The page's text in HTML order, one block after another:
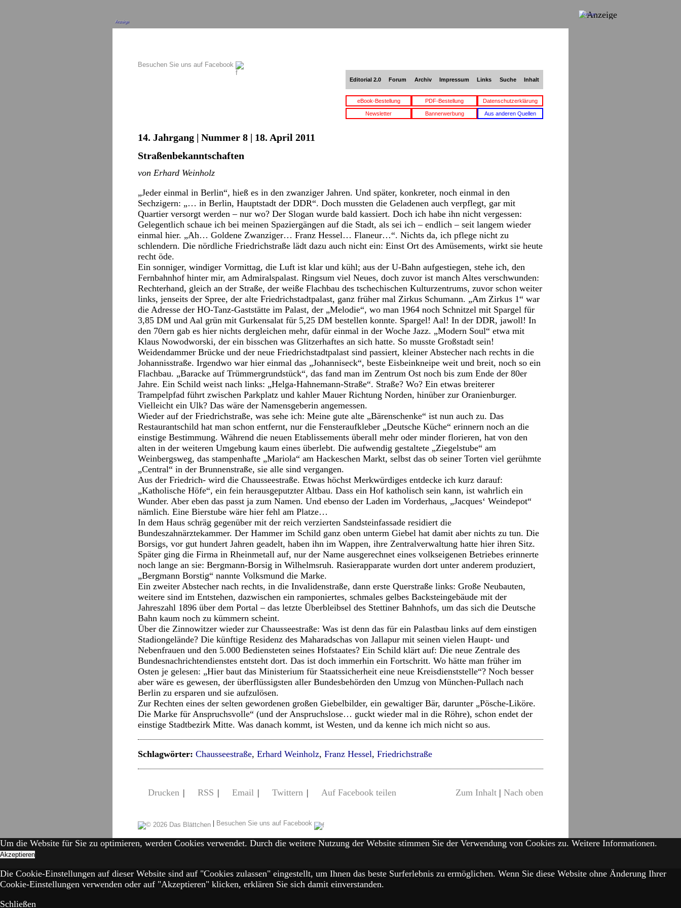
Anzeige
Besuchen Sie uns auf Facebook
Editorial 2.0 Forum Archiv Impressum Links Suche Inhalt
eBook-Bestellung PDF-Bestellung Datenschutzerklärung
Newsletter Bannerwerbung Aus anderen Quellen
14. Jahrgang | Nummer 8 | 18. April 2011
Straßenbekanntschaften
von Erhard Weinholz
„Jeder einmal in Berlin“, hieß es in den zwanziger Jahren. Und später, konkreter, noch einmal in den
Sechzigern: „… in Berlin, Hauptstadt der DDR“. Doch mussten die Geladenen auch verpflegt, gar mit
Quartier versorgt werden – nur wo? Der Slogan wurde bald kassiert. Doch ich habe ihn nicht vergessen:
Gelegentlich schaue ich bei meinen Spaziergängen auf die Stadt, als sei ich – endlich – seit langem wieder
einmal hier. „Ah… Goldene Zwanziger… Franz Hessel… Flaneur…“. Nichts da, ich pflege nicht zu
schlendern. Die nördliche Friedrichstraße lädt dazu auch nicht ein: Einst Ort des Amüsements, wirkt sie heute
recht öde.
Ein sonniger, windiger Vormittag, die Luft ist klar und kühl; aus der U-Bahn aufgestiegen, stehe ich, den
Fernbahnhof hinter mir, am Admiralspalast. Ringsum viel Neues, doch zuvor ist manch Altes verschwunden:
Rechterhand, gleich an der Straße, der weiße Flachbau des tschechischen Kulturzentrums, zuvor schon weiter
links, jenseits der Spree, der alte Friedrichstadtpalast, ganz früher mal Zirkus Schumann. „Am Zirkus 1“ war
die Adresse der HO-Tanz-Gaststätte im Palast, der „Melodie“, wo man 1964 noch Schnitzel mit Spargel für
3,85 DM und Aal grün mit Gurkensalat für 5,25 DM bestellen konnte. Spargel! Aal! In der DDR, jawoll! In
den 70ern gab es hier nichts dergleichen mehr, dafür einmal in der Woche Jazz. „Modern Soul“ etwa mit
Klaus Nowodworski, der ein bisschen was Glitzerhaftes an sich hatte. So musste Großstadt sein!
Weidendammer Brücke und der neue Friedrichstadtpalast sind passiert, kleiner Abstecher nach rechts in die
Johannisstraße. Irgendwo war hier einmal das „Johanniseck“, beste Eisbeinkneipe weit und breit, noch so ein
Flachbau. „Baracke auf Trümmergrundstück“, das fand man im Zentrum Ost noch bis zum Ende der 80er
Jahre. Ein Schild weist nach links: „Helga-Hahnemann-Straße“. Straße? Wo? Ein etwas breiterer
Trampelpfad führt zwischen Parkplatz und kahler Mauer Richtung Norden, hinüber zur Oranienburger.
Vielleicht ein Ulk? Das wäre der Namensgeberin angemessen.
Wieder auf der Friedrichstraße, was sehe ich: Meine gute alte „Bärenschenke“ ist nun auch zu. Das
Restaurantschild hat man schon entfernt, nur die Fensteraufkleber „Deutsche Küche“ erinnern noch an die
einstige Bestimmung. Während die neuen Etablissements überall mehr oder minder florieren, hat von den
alten in der weiteren Umgebung kaum eines überlebt. Die aufwendig gestaltete „Ziegelstube“ am
Weinbergsweg, das stampenhafte „Mariola“ am Hackeschen Markt, selbst das ob seiner Torten viel gerühmte
„Central“ in der Brunnenstraße, sie alle sind vergangen.
Aus der Friedrich- wird die Chausseestraße. Etwas höchst Merkwürdiges entdecke ich kurz darauf:
„Katholische Höfe“, ein fein herausgeputzter Altbau. Dass ein Hof katholisch sein kann, ist wahrlich ein
Wunder. Aber eben das passt ja zum Namen. Und ebenso der Laden im Vorderhaus, „Jacques‘ Weindepot“
nämlich. Eine Bierstube wäre hier fehl am Platze…
In dem Haus schräg gegenüber mit der reich verzierten Sandsteinfassade residiert die
Bundeszahnärztekammer. Der Hammer im Schild ganz oben unterm Giebel hat damit aber nichts zu tun. Die
Borsigs, vor gut hundert Jahren geadelt, haben ihn im Wappen, ihre Zentralverwaltung hatte hier ihren Sitz.
Später ging die Firma in Rheinmetall auf, nur der Name ausgerechnet eines volkseigenen Betriebes erinnerte
noch lange an sie: Bergmann-Borsig in Wilhelmsruh. Rasierapparate wurden dort unter anderem produziert,
„Bergmann Borstig“ nannte Volksmund die Marke.
Ein zweiter Abstecher nach rechts, in die Invalidenstraße, dann erste Querstraße links: Große Neubauten,
weitere sind im Entstehen, dazwischen ein ramponiertes, schmales gelbes Backsteingebäude mit der
Jahreszahl 1896 über dem Portal – das letzte Überbleibsel des Stettiner Bahnhofs, um das sich die Deutsche
Bahn kaum noch zu kümmern scheint.
Über die Zinnowitzer wieder zur Chausseestraße: Was ist denn das für ein Palastbau links auf dem einstigen
Stadiongelände? Die künftige Residenz des Maharadschas von Jallapur mit seinen vielen Haupt- und
Nebenfrauen und den 5.000 Bediensteten seines Hofstaates? Ein Schild klärt auf: Die neue Zentrale des
Bundesnachrichtendienstes entsteht dort. Das ist doch immerhin ein Fortschritt. Wo hätte man früher im
Osten je gelesen: „Hier baut das Ministerium für Staatssicherheit eine neue Kreisdienststelle“? Noch besser
aber wäre es gewesen, der überflüssigsten aller Bundesbehörden den Umzug von München-Pullach nach
Berlin zu ersparen und sie aufzulösen.
Zur Rechten eines der selten gewordenen großen Giebelbilder, ein gewaltiger Bär, darunter „Pösche-Liköre.
Die Marke für Anspruchsvolle“ (und der Anspruchslose… guckt wieder mal in die Röhre), schon endet der
einstige Stadtbezirk Mitte. Was danach kommt, ist Westen, und da kenne ich mich nicht so aus.
Schlagwörter: Chausseestraße, Erhard Weinholz, Franz Hessel, Friedrichstraße
Drucken | RSS | Email | Twittern | Auf Facebook teilen Zum Inhalt | Nach oben
| Besuchen Sie uns auf Facebook
Anzeige
Um die Website für Sie zu optimieren, werden Cookies verwendet. Durch die weitere Nutzung der Website stimmen Sie der Verwendung von Cookies zu. Weitere Informationen.
Akzeptieren
Die Cookie-Einstellungen auf dieser Website sind auf "Cookies zulassen" eingestellt, um Ihnen das beste Surferlebnis zu ermöglichen. Wenn Sie diese Website ohne Änderung Ihrer
Cookie-Einstellungen verwenden oder auf "Akzeptieren" klicken, erklären Sie sich damit einverstanden.
Schließen